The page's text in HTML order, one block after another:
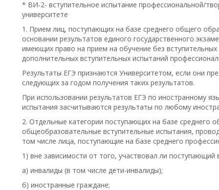
* ВИ-2- вступительное испытание профессиональной/
университете
1. Прием лиц, поступающих на базе среднего общего
основании результатов единого государственного
имеющих право на прием на обучение без
дополнительных вступительных испытаний
Результаты ЕГЭ признаются Университетом, если они
следующих за годом получения таких результатов.
При использовании результатов ЕГЭ по иностранному
испытания засчитываются результаты по любому
2. Отдельные категории поступающих на базе среднего
общеобразовательные вступительные испытания,
том числе лица, поступающие на базе среднего
1) вне зависимости от того, участвовал ли поступающий
а) инвалиды (в том числе дети-инвалиды);
б) иностранные граждане;